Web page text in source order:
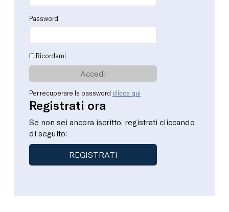
Password
Ricordami
Per recuperare la password clicca qui
Registrati ora
Se non sei ancora iscritto, registrati cliccando
di seguito:
REGISTRATI